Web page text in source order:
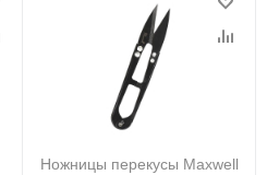
Ножницы перекусы Maxwell